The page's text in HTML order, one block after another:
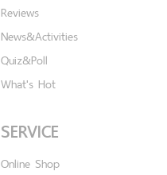
Reviews
News&Activities
Quiz&Poll
What's Hot
SERVICE
Online Shop